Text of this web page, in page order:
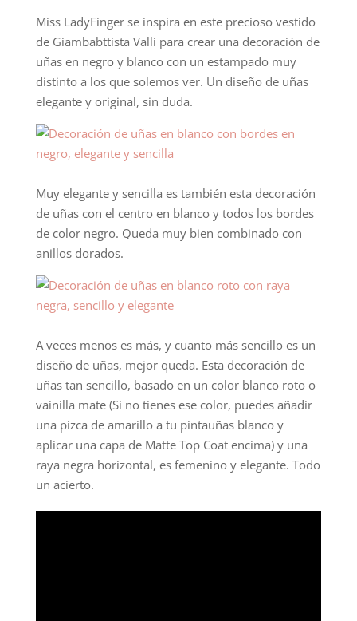
Miss LadyFinger se inspira en este precioso vestido
de Giambabttista Valli para crear una decoración de
uñas en negro y blanco con un estampado muy
distinto a los que solemos ver. Un diseño de uñas
elegante y original, sin duda.
Muy elegante y sencilla es también esta decoración
de uñas con el centro en blanco y todos los bordes
de color negro. Queda muy bien combinado con
anillos dorados.
A veces menos es más, y cuanto más sencillo es un
diseño de uñas, mejor queda. Esta decoración de
uñas tan sencillo, basado en un color blanco roto o
vainilla mate (Si no tienes ese color, puedes añadir
una pizca de amarillo a tu pintauñas blanco y
aplicar una capa de Matte Top Coat encima) y una
raya negra horizontal, es femenino y elegante. Todo
un acierto.